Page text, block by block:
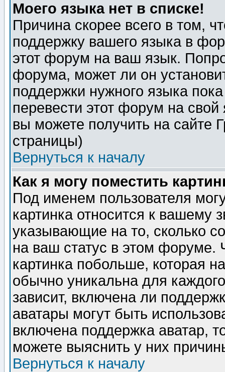
Моего языка нет в списке!
Причина скорее всего в том,
поддержку вашего языка в
этот форум на ваш язык.
форума, может ли он
поддержки нужного языка
перевести этот форум на
вы можете получить на сайте
страницы)
Вернуться к началу
Как я могу поместить
Под именем пользователя
картинка относится к вашему
указывающие на то, сколько
на ваш статус в этом форуме.
картинка побольше, которая
обычно уникальна для
зависит, включена ли
аватары могут быть
включена поддержка аватар,
можете выяснить у них
Вернуться к началу